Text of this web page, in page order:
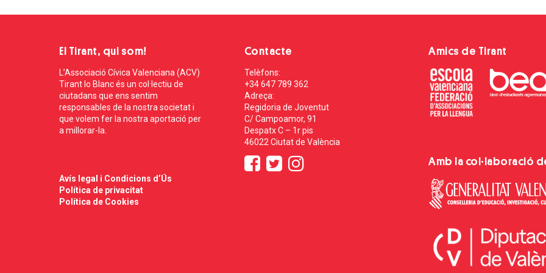
El Tirant, qui som!
L’Associació Cívica Valenciana (ACV)
Tirant lo Blanc és un col·lectiu de
ciutadans que ens sentim
responsables de la nostra societat i
que volem fer la nostra aportació per
a millorar-la.
Avís legal i Condicions d’Ús
Política de privacitat
Política de Cookies
Contacte
Telèfons:
+34 647 789 362
Adreça:
Regidoria de Joventut
C/ Campoamor, 91
Despatx C – 1r pis
46022 Ciutat de València
Amics de Tirant
Amb la col·laboració